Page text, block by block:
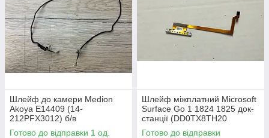
Шлейф до камери Medion
Akoya E14409 (14-
212PFX3012) б/в
Готово до відправки 1 од.
Шлейф міжплатний Microsoft
Surface Go 1 1824 1825 док-
станції (DD0TX8TH20
DD0TX8TH20195F) б/в
Готово до відправки